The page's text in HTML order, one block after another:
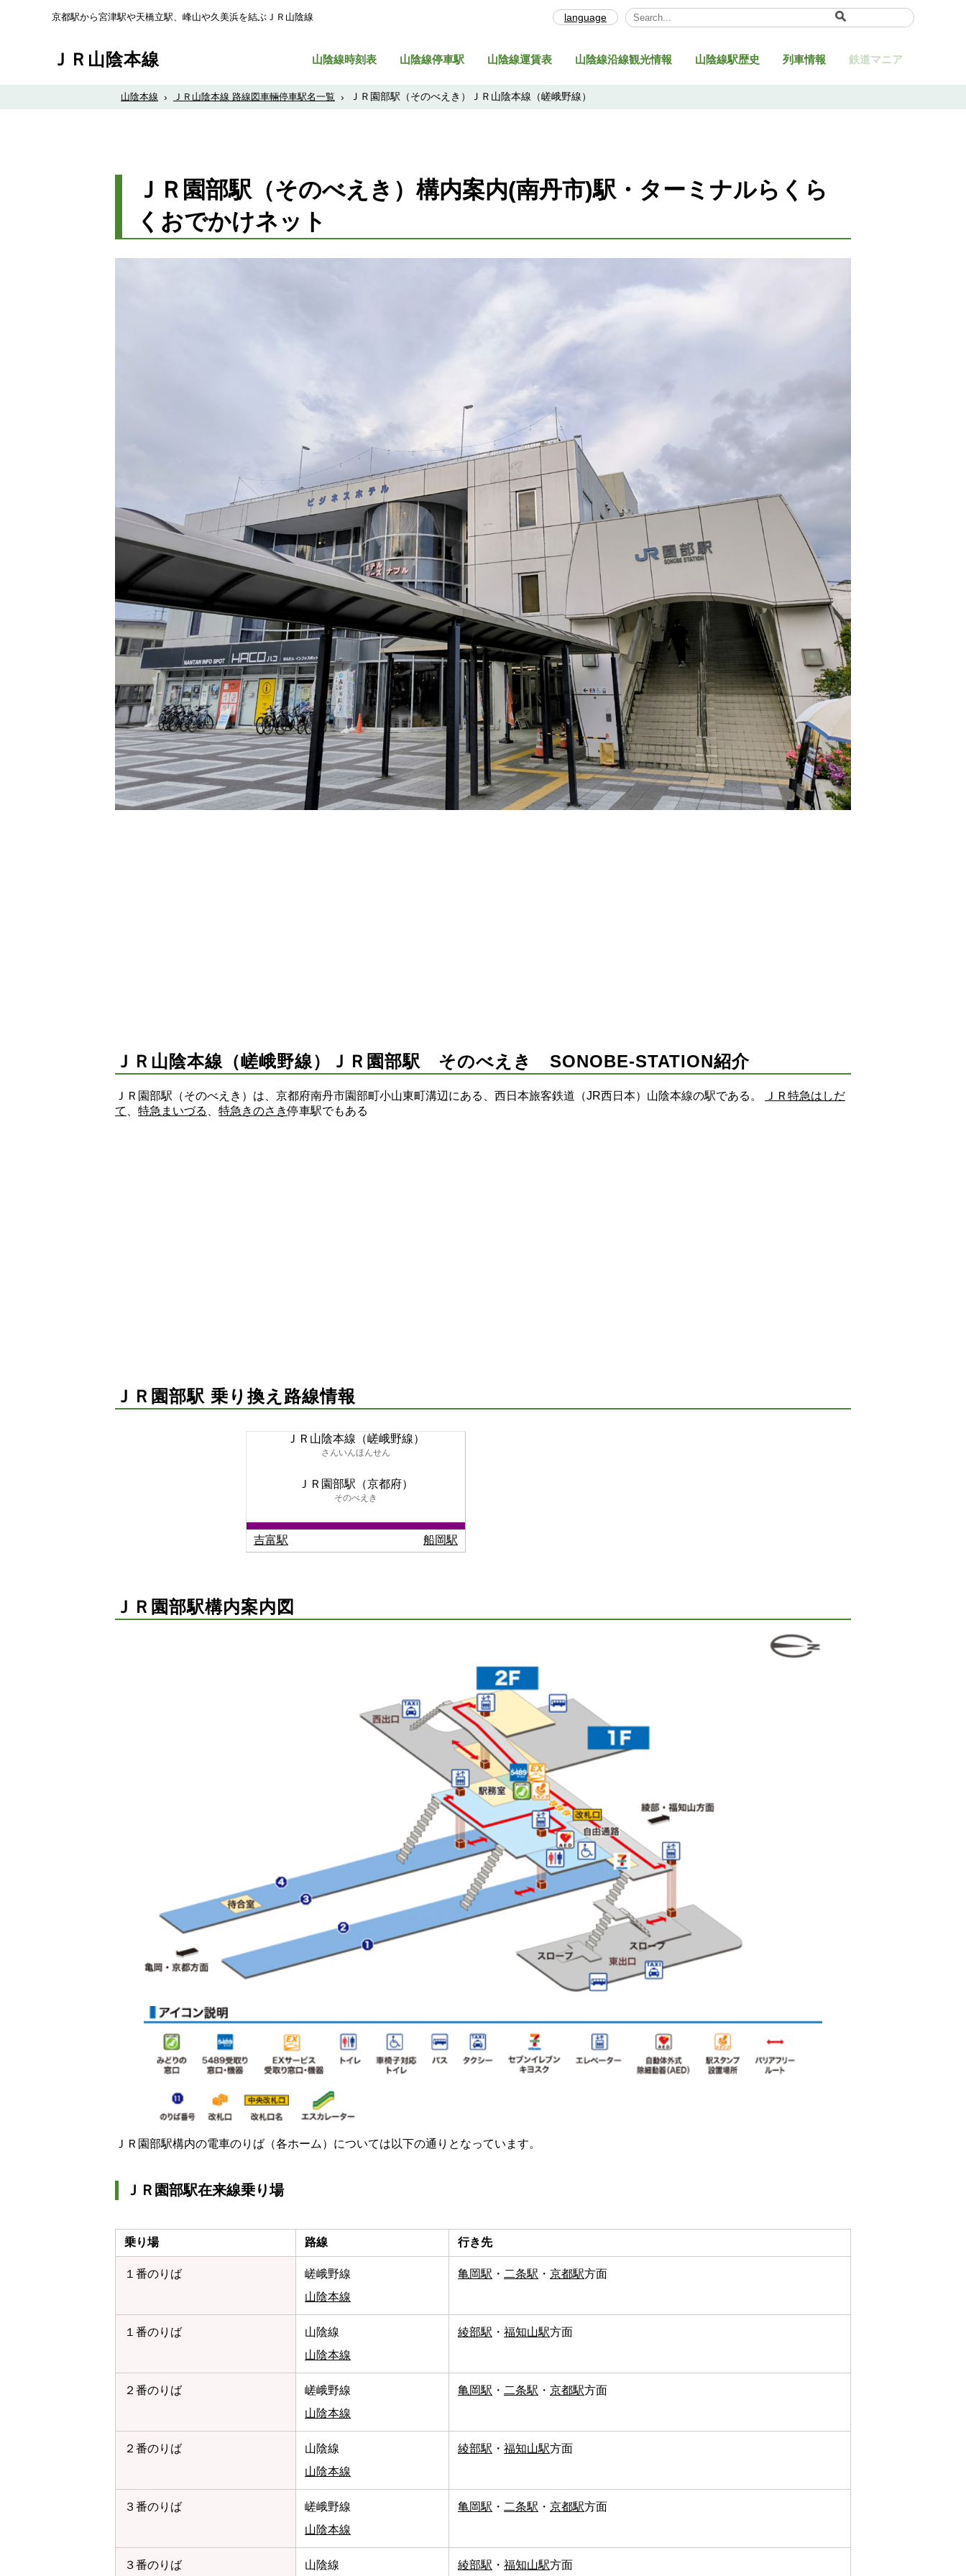
京都駅から宮津駅や天橋立駅、峰山や久美浜を結ぶＪＲ山陰線 language
ＪＲ山陰本線 山陰線時刻表 山陰線停車駅 山陰線運賃表 山陰線沿線観光情報 山陰線駅歴史 列車情報 鉄道マニア
山陰本線 › ＪＲ山陰本線 路線図車輛停車駅名一覧 › ＪＲ園部駅（そのべえき）ＪＲ山陰本線（嵯峨野線）
ＪＲ園部駅（そのべえき）構内案内(南丹市)駅・ターミナルらくら
くおでかけネット
ＪＲ山陰本線（嵯峨野線）ＪＲ園部駅 そのべえき SONOBE-STATION紹介
ＪＲ園部駅（そのべえき）は、京都府南丹市園部町小山東町溝辺にある、西日本旅客鉄道（JR西日本）山陰本線の駅である。
ＪＲ特急はしだ
て
特急まいづる 特急きのさき停車駅でもある
ＪＲ園部駅 乗り換え路線情報
ＪＲ山陰本線（嵯峨野線）
さんいんほんせん
ＪＲ園部駅（京都府）
そのべえき
吉富駅 船岡駅
ＪＲ園部駅構内案内図
ＪＲ園部駅構内の電車のりば（各ホーム）については以下の通りとなっています。
ＪＲ園部駅在来線乗り場
乗り場 路線 行き先
１番のりば
嵯峨野線
山陰本線
亀岡駅 ・ 二条駅 ・ 京都駅方面
１番のりば
山陰線
山陰本線
綾部駅 ・ 福知山駅方面
２番のりば
嵯峨野線
山陰本線
亀岡駅 ・ 二条駅 ・ 京都駅方面
２番のりば
山陰線
山陰本線
綾部駅 ・ 福知山駅方面
３番のりば
嵯峨野線
山陰本線
亀岡駅 ・ 二条駅 ・ 京都駅方面
３番のりば 山陰線 綾部駅 ・ 福知山駅方面